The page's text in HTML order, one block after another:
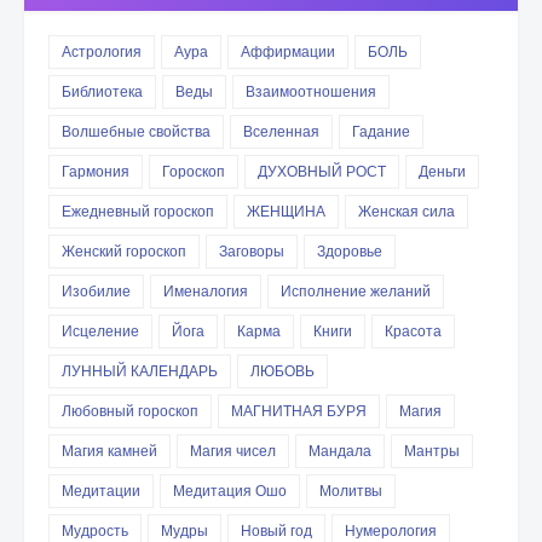
Астрология Аура Аффирмации
БОЛЬ
Библиотека
Веды
Взаимоотношения
Волшебные свойства
Вселенная
Гадание
Гармония
Гороскоп ДУХОВНЫЙ РОСТ
Деньги
Ежедневный гороскоп
ЖЕНЩИНА
Женская сила
Женский гороскоп
Заговоры
Здоровье
Изобилие
Именалогия
Исполнение желаний
Исцеление
Йога Карма Книги
Красота
ЛУННЫЙ КАЛЕНДАРЬ
ЛЮБОВЬ
Любовный гороскоп
МАГНИТНАЯ БУРЯ
Магия
Магия камней
Магия чисел Мандала
Мантры
Медитации
Медитация Ошо
Молитвы
Мудрость
Мудры Новый год
Нумерология